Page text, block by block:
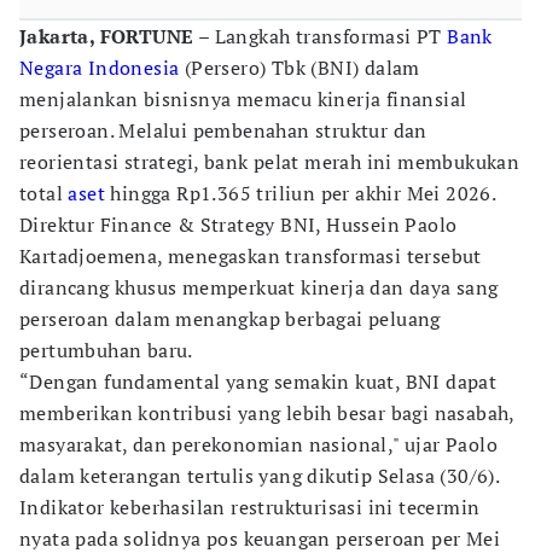
Jakarta, FORTUNE – Langkah transformasi PTBank
Negara Indonesia (Persero) Tbk (BNI) dalam
menjalankan bisnisnya memacu kinerja finansial
perseroan. Melalui pembenahan struktur dan
reorientasi strategi, bank pelat merah ini membukukan
totalasethingga Rp1.365 triliun per akhir Mei 2026.
Direktur Finance & Strategy BNI, Hussein Paolo
Kartadjoemena, menegaskan transformasi tersebut
dirancang khusus memperkuat kinerja dan daya sang
perseroan dalam menangkap berbagai peluang
pertumbuhan baru.
“Dengan fundamental yang semakin kuat, BNI dapat
memberikan kontribusi yang lebih besar bagi nasabah,
masyarakat, dan perekonomian nasional," ujar Paolo
dalam keterangan tertulis yang dikutip Selasa (30/6).
Indikator keberhasilan restrukturisasi ini tecermin
nyata pada solidnya pos keuangan perseroan per Mei